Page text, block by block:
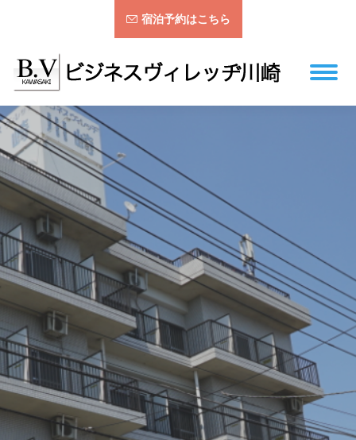
宿泊予約はこちら